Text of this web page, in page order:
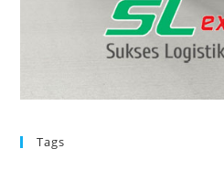
Tags